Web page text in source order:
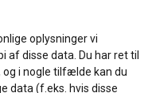
oplysninger vi
af disse data. Du har ret til
i nogle tilfælde kan du
data (f.eks. hvis disse